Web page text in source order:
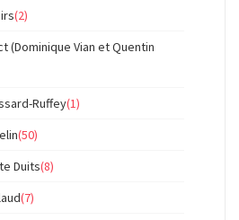
(2)
(Dominique Vian et Quentin
Ruffey(1)
(50)
Duits(8)
(7)